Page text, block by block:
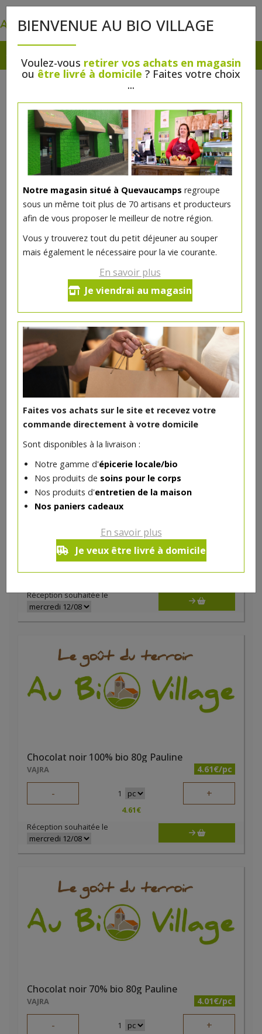
BIENVENUE AU BIO VILLAGE
Voulez-vous retirer vos achats en magasin
ou être livré à domicile ? Faites votre choix
...
Notre magasin situé à Quevaucamps regroupe
sous un même toit plus de 70 artisans et producteurs
afin de vous proposer le meilleur de notre région.
Vous y trouverez tout du petit déjeuner au souper
mais également le nécessaire pour la vie courante.
En savoir plus
Je viendrai au magasin
Faites vos achats sur le site et recevez votre
commande directement à votre domicile
Sont disponibles à la livraison :
Notre gamme d'épicerie locale/bio
Nos produits de soins pour le corps
Nos produits d'entretien de la maison
Nos paniers cadeaux
En savoir plus
Je veux être livré à domicile
Figurine Saint Nicolas 20 cm
chocolat noir 2025
Ce produit est indisponible pour le moment.
DANS LA MÊME CATÉGORIE ...
4.97€/pc
1 +
Réception souhaitée le
Chocolat noir 100% bio 80g Pauline
VAJRA 4.61€/pc
- 1 +
4.61€
Réception souhaitée le
Chocolat noir 70% bio 80g Pauline
VAJRA 4.01€/pc
- 1 +